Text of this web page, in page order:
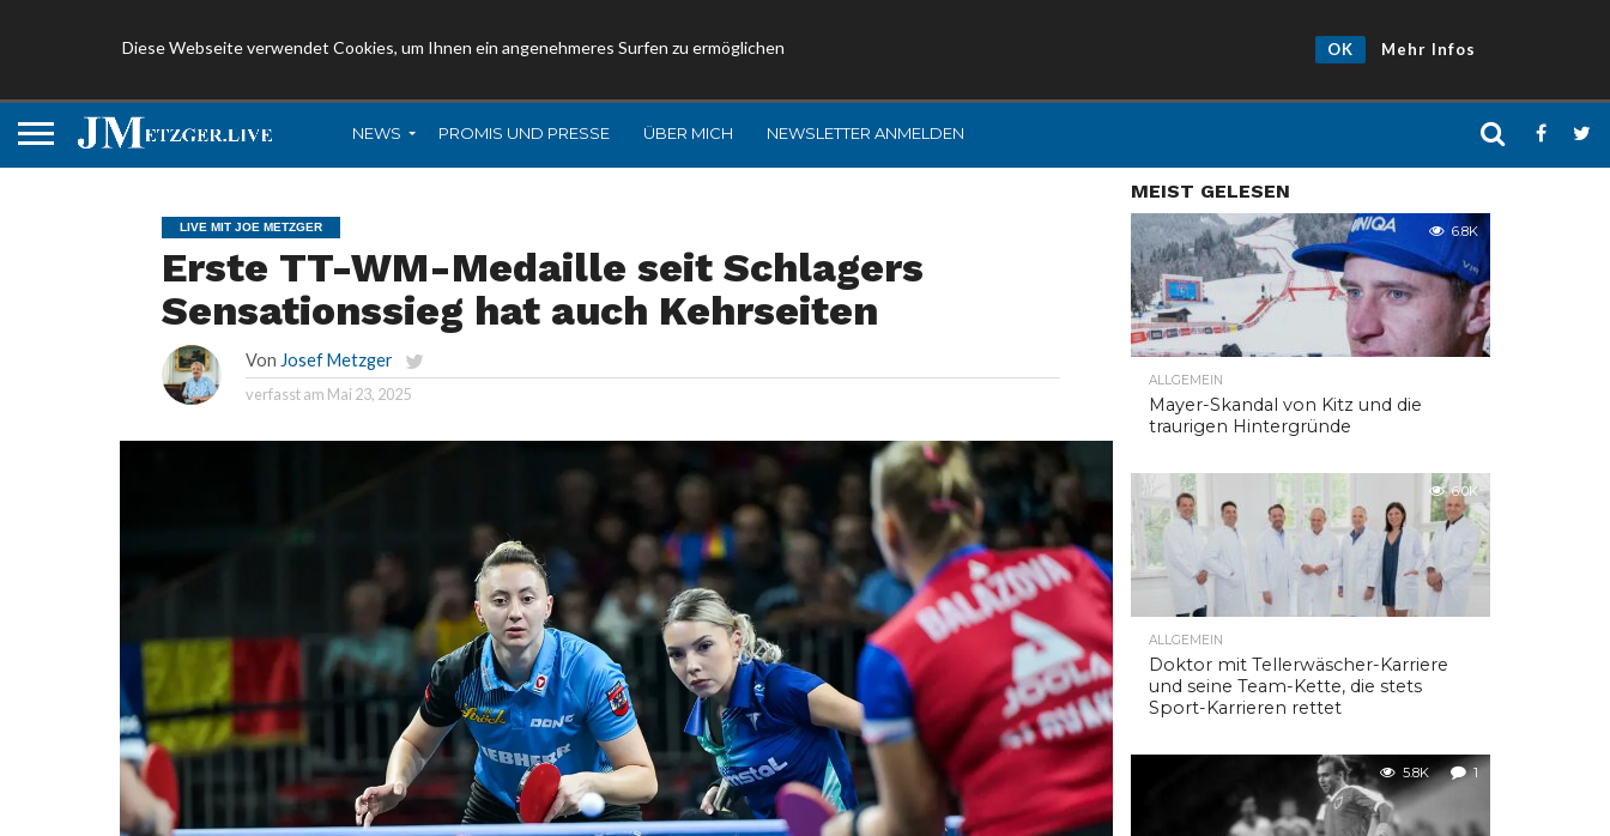
Diese Webseite verwendet Cookies, um Ihnen ein angenehmeres Surfen zu ermöglichen OK Mehr Infos
NEWS PROMIS UND PRESSE ÜBER MICH NEWSLETTER ANMELDEN
LIVE MIT JOE METZGER
Erste TT-WM-Medaille seit Schlagers
Sensationssieg hat auch Kehrseiten
Von Josef Metzger
verfasst am Mai 23, 2025
MEIST GELESEN
6.8K
ALLGEMEIN
Mayer-Skandal von Kitz und die
traurigen Hintergründe
6.0K
ALLGEMEIN
Doktor mit Tellerwäscher-Karriere
und seine Team-Kette, die stets
Sport-Karrieren rettet
5.8K 1